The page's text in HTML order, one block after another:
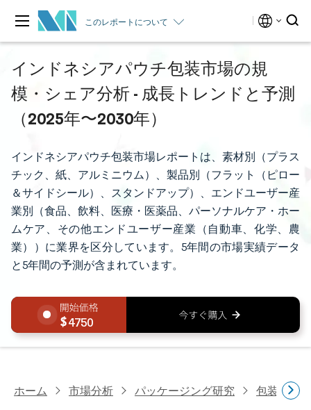
このレポートについて
インドネシアパウチ包装市場の規
模・シェア分析 - 成長トレンドと予測
（2025年〜2030年）
インドネシアパウチ包装市場レポートは、素材別（プラス
チック、紙、アルミニウム）、製品別（フラット（ピロー
＆サイドシール）、スタンドアップ）、エンドユーザー産
業別（食品、飲料、医療・医薬品、パーソナルケア・ホー
ムケア、その他エンドユーザー産業（自動車、化学、農
業））に業界を区分しています。5年間の市場実績データ
と5年間の予測が含まれています。
4750
ホーム 市場分析 パッケージング研究 包装材料